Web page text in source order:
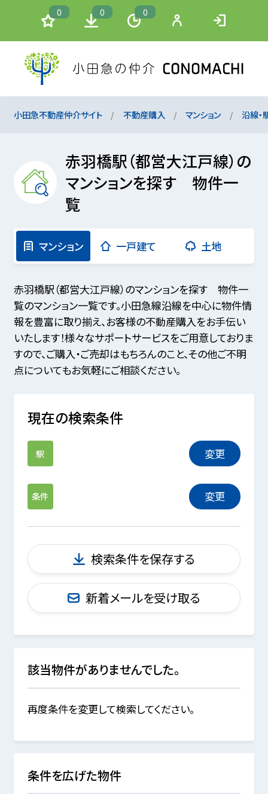
0 0 0
小田急不動産仲介サイト 不動産購入 マンション 沿線・
赤羽橋駅（都営大江戸線）の
マンションを探す 物件一
覧
マンション 一戸建て 土地
赤羽橋駅（都営大江戸線）のマンションを探す 物件一
覧のマンション一覧です。小田急線沿線を中心に物件情
報を豊富に取り揃え、お客様の不動産購入をお手伝い
いたします！様々なサポートサービスをご用意しておりま
すので、ご購入・ご売却はもちろんのこと、その他ご不明
点についてもお気軽にご相談ください。
現在の検索条件
駅 変更
条件 変更
検索条件を保存する
新着メールを受け取る
該当物件がありませんでした。
再度条件を変更して検索してください。
条件を広げた物件